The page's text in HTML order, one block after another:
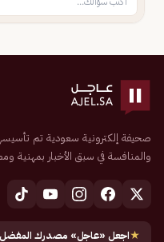
والمنافسة في سبق الأخبار بمهنية
★اجعل «عاجل» مصدرك